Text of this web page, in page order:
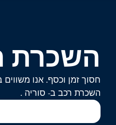
השכרת
חסוך זמן וכסף. אנו
השכרת רכב ב- סוריה .